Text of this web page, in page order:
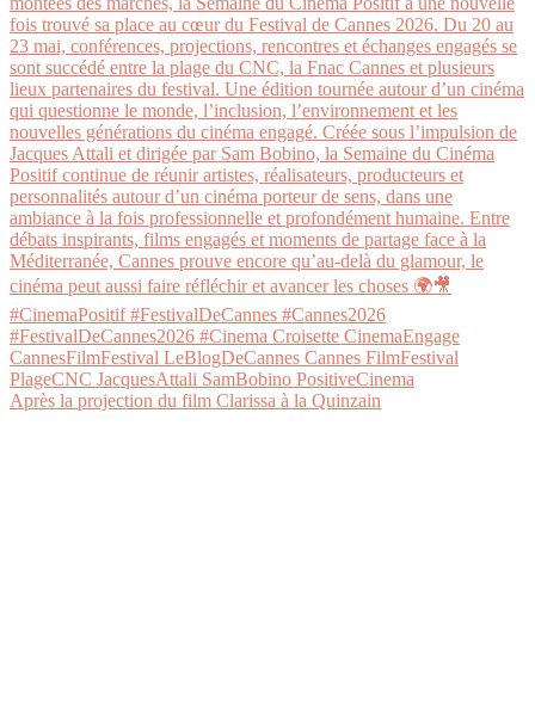
Après la projection du film Clarissa à la Quinzain